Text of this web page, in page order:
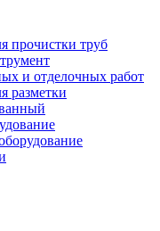
прочистки труб
и отделочных работ
разметки